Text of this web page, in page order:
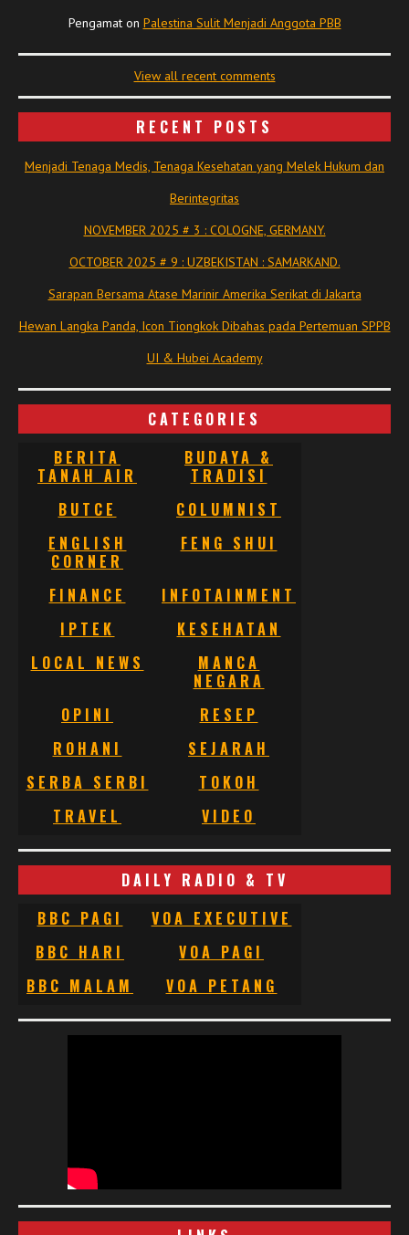
Pengamaton Palestina Sulit Menjadi Anggota PBB
View all recent comments
RECENT POSTS
Menjadi Tenaga Medis, Tenaga Kesehatan yang Melek Hukum dan
Berintegritas
NOVEMBER 2025 # 3 : COLOGNE, GERMANY.
OCTOBER 2025 # 9 : UZBEKISTAN : SAMARKAND.
Sarapan Bersama Atase Marinir Amerika Serikat di Jakarta
Hewan Langka Panda, Icon Tiongkok Dibahas pada Pertemuan SPPB
UI & Hubei Academy
CATEGORIES
BERITA
TANAH AIR
BUDAYA &
TRADISI
BUTCE
COLUMNIST
ENGLISH
CORNER
FENG SHUI
FINANCE
INFOTAINMENT
IPTEK
KESEHATAN
LOCAL NEWS
MANCA
NEGARA
OPINI
RESEP
ROHANI
SEJARAH
SERBA SERBI
TOKOH
TRAVEL
VIDEO
DAILY RADIO & TV
BBC PAGI
VOA EXECUTIVE
BBC HARI
VOA PAGI
BBC MALAM
VOA PETANG